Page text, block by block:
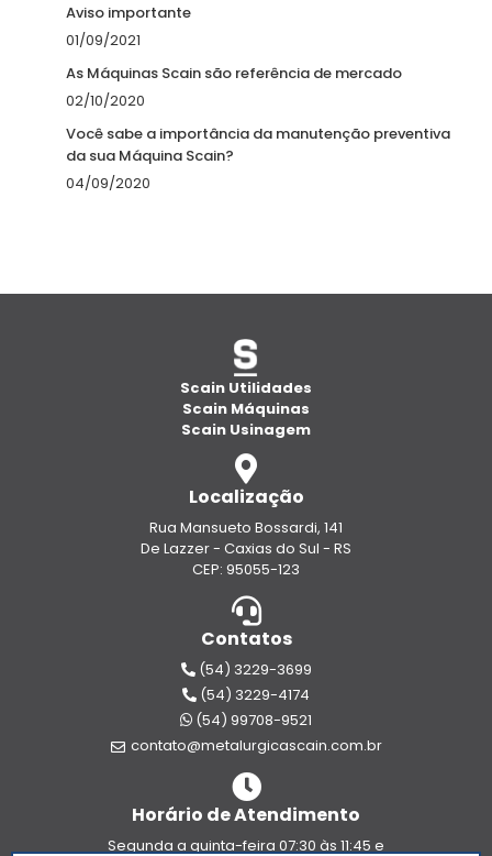
Aviso importante
01/09/2021
As Máquinas Scain são referência de mercado
02/10/2020
Você sabe a importância da manutenção preventiva
da sua Máquina Scain?
04/09/2020
Scain Utilidades
Scain Máquinas
Scain Usinagem
Contatos
(54) 3229-3699
(54) 3229-4174
(54) 99708-9521
contato@metalurgicascain.com.br
Localização
Rua Mansueto Bossardi, 141
De Lazzer - Caxias do Sul - RS
CEP: 95055-123
Horário de Atendimento
Segunda a quinta-feira 07:30 às 11:45 e